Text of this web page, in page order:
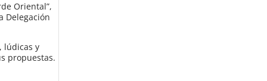
Oriental”,
Delegación
lúdicas y
propuestas.